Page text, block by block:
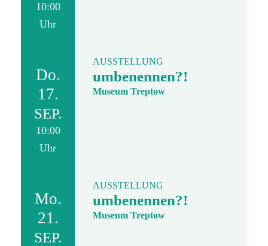
10:00
Uhr
Do.
17.
SEP.
10:00
Uhr
AUSSTELLUNG
umbenennen?!
Museum Treptow
Mo.
21.
SEP.
AUSSTELLUNG
umbenennen?!
Museum Treptow